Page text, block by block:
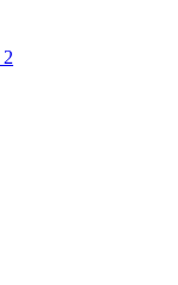
2